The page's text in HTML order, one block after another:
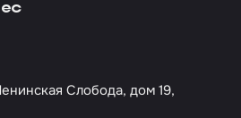
Слобода, дом 19,